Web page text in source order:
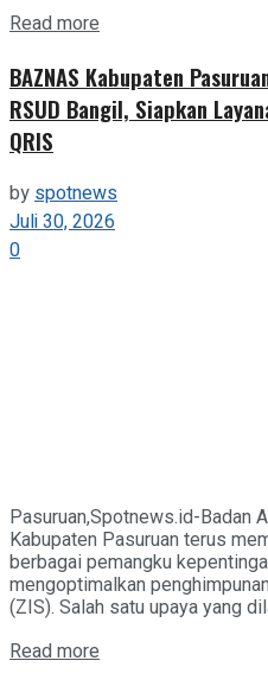
Read more
BAZNAS Kabupaten
RSUD Bangil, Siapkan
QRIS
by spotnews
Juli 30, 2026
0
Pasuruan,Spotnews.id-Badan
Kabupaten Pasuruan terus
berbagai pemangku
mengoptimalkan
(ZIS). Salah satu upaya yang
Read more